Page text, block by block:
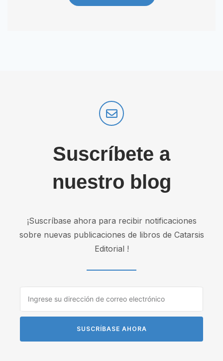
Suscríbete a
nuestro blog
¡Suscríbase ahora para recibir notificaciones
sobre nuevas publicaciones de libros de Catarsis
Editorial !
SUSCRÍBASE AHORA